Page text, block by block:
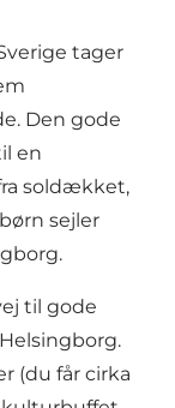
tager
Den gode
en
soldækket,
sejler
til gode
(du får cirka